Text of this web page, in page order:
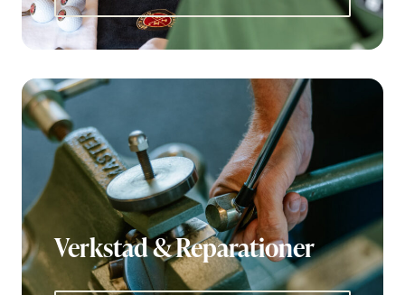
Verkstad & Reparationer